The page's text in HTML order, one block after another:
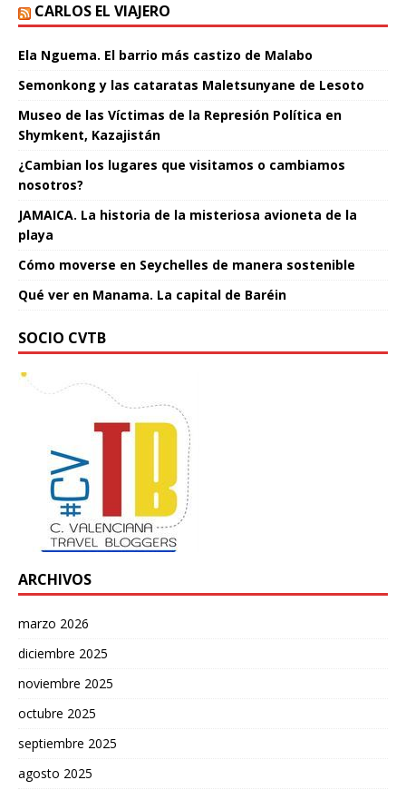
CARLOS EL VIAJERO
Ela Nguema. El barrio más castizo de Malabo
Semonkong y las cataratas Maletsunyane de Lesoto
Museo de las Víctimas de la Represión Política en
Shymkent, Kazajistán
¿Cambian los lugares que visitamos o cambiamos
nosotros?
JAMAICA. La historia de la misteriosa avioneta de la
playa
Cómo moverse en Seychelles de manera sostenible
Qué ver en Manama. La capital de Baréin
SOCIO CVTB
ARCHIVOS
marzo 2026
diciembre 2025
noviembre 2025
octubre 2025
septiembre 2025
agosto 2025